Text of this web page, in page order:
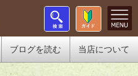
ブログを読む 当店について